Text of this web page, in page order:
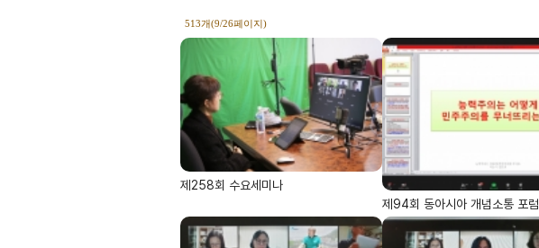
513개(9/26페이지)
제258회 수요세미나
제94회 동아시아 개념소통 포럼